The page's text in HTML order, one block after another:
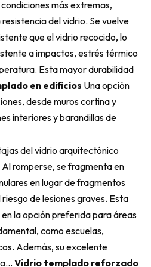
más extremas,
del vidrio. Se vuelve
que el vidrio recocido, lo
a impactos, estrés térmico
Esta mayor durabilidad
en edificios Una opción
desde muros cortina y
interiores y barandillas de
del vidrio arquitectónico
romperse, se fragmenta en
en lugar de fragmentos
de lesiones graves. Esta
la opción preferida para áreas
como escuelas,
Además, su excelente
Vidrio templado reforzado